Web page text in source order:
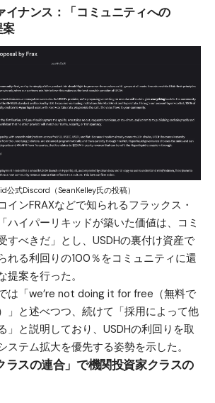
イナンス：「コミュニティへの
案
公式Discord（SeanKelley氏の投稿）
インFRAXなどで知られるフラックス・
ハイパーリキッドが築いた価値は、コミ
すべきだ」とし、USDHの裏付け資産で
れる利回りの100％をコミュニティに還
提案を行った。
は「we’re not doing it for free（無料で
」と述べつつ、続けて「採用によって他
」と説明しており、USDHの利回りを取
ステム拡大を優先する姿勢を示した。
ラスの連合」で機関投資家クラスの